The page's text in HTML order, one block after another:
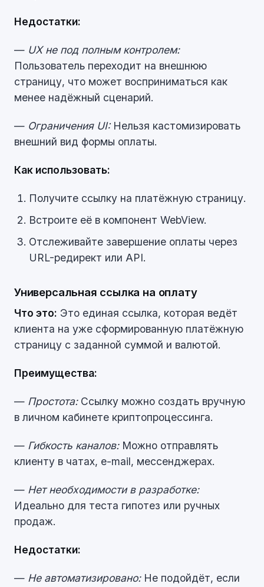
Недостатки:
— UX не под полным контролем:
Пользователь переходит на внешнюю
страницу, что может восприниматься как
менее надёжный сценарий.
— Ограничения UI:Нельзя кастомизировать
внешний вид формы оплаты.
Как использовать:
Получите ссылку на платёжную страницу.
Встроите её в компонент WebView.
Отслеживайте завершение оплаты через
URL-редирект или API.
Универсальная ссылка на оплату
Что это: Это единая ссылка, которая ведёт
клиента на уже сформированную платёжную
страницу с заданной суммой и валютой.
Преимущества:
— Простота:Ссылку можно создать вручную
в личном кабинете криптопроцессинга.
— Гибкость каналов:Можно отправлять
клиенту в чатах, e-mail, мессенджерах.
— Нет необходимости в разработке:
Идеально для теста гипотез или ручных
продаж.
Недостатки:
— Не автоматизировано:Не подойдёт, если